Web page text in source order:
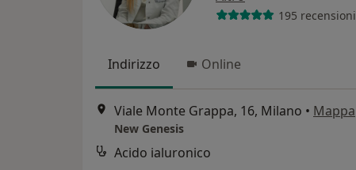
195 recensioni
Indirizzo Online
Viale Monte Grappa, 16, Milano • Mappa
New Genesis
Acido ialuronico